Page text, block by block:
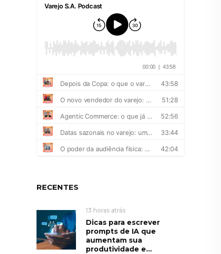
RECENTES
13 horas atrás
Dicas para escrever
prompts de IA que
aumentam sua
produtividade e...